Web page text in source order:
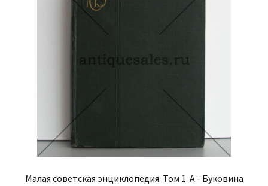
Малая советская энциклопедия. Том 1. А - Буковина